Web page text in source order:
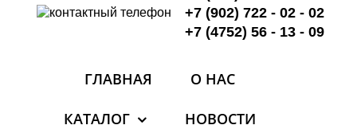
+7 (902) 722 - 02 - 02
+7 (4752) 56 - 13 - 09
ГЛАВНАЯ О НАС
КАТАЛОГ НОВОСТИ